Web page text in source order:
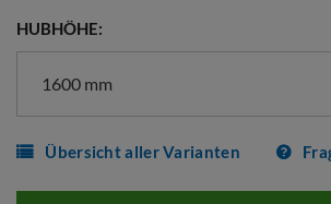
HUBHÖHE:
1600 mm
Übersicht aller Varianten